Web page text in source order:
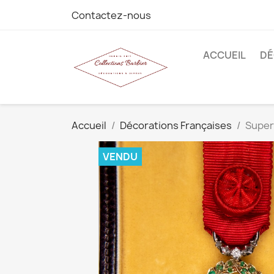
Contactez-nous
ACCUEIL
Accueil Décorations Françaises
VENDU